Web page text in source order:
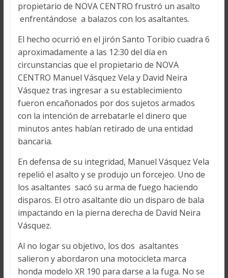
propietario de NOVA CENTRO frustró un asalto
enfrentándose a balazos con los asaltantes.
El hecho ocurrió en el jirón Santo Toribio cuadra 6
aproximadamente a las 12:30 del día en
circunstancias que el propietario de NOVA
CENTRO Manuel Vásquez Vela y David Neira
Vásquez tras ingresar a su establecimiento
fueron encañonados por dos sujetos armados
con la intención de arrebatarle el dinero que
minutos antes habían retirado de una entidad
bancaria.
En defensa de su integridad, Manuel Vásquez Vela
repelió el asalto y se produjo un forcejeo. Uno de
los asaltantes sacó su arma de fuego haciendo
disparos. El otro asaltante dio un disparo de bala
impactando en la pierna derecha de David Neira
Vásquez.
Al no logar su objetivo, los dos asaltantes
salieron y abordaron una motocicleta marca
honda modelo XR 190 para darse a la fuga. No se